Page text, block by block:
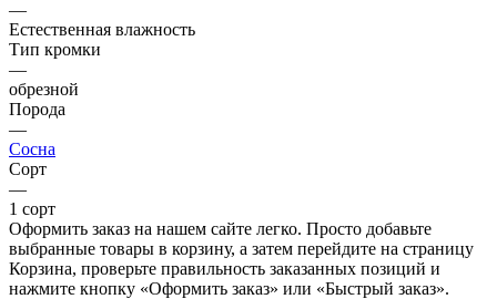
—
Естественная влажность
Тип кромки
—
обрезной
Порода
—
Сосна
Сорт
—
1 сорт
Оформить заказ на нашем сайте легко. Просто добавьте
выбранные товары в корзину, а затем перейдите на страницу
Корзина, проверьте правильность заказанных позиций и
нажмите кнопку «Оформить заказ» или «Быстрый заказ».